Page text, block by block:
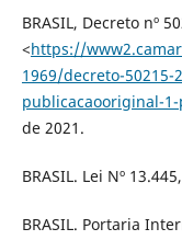
BRASIL, Decreto nº
<https://
1969/decreto-50215-
publicacaooriginal-
de 2021.
BRASIL. Lei Nº
BRASIL. Portaria